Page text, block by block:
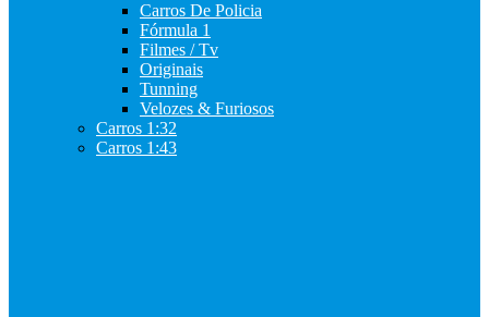
Carros De Policia
Fórmula 1
Filmes / Tv
Originais
Tunning
Velozes & Furiosos
Carros 1:32
Carros 1:43